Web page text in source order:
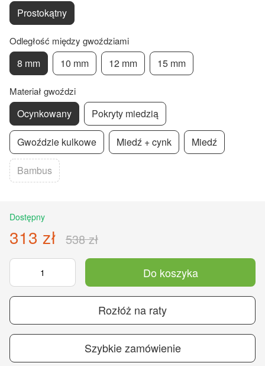
Prostokątny
Odległość między gwoździami
8 mm 10 mm 12 mm 15 mm
Materiał gwoździ
Ocynkowany Pokryty miedzią
Gwoździe kulkowe Miedź + cynk Miedź
Bambus
Dostępny
313 zł 538 zł
Do koszyka
Rozłóż na raty
Szybkie zamówienie